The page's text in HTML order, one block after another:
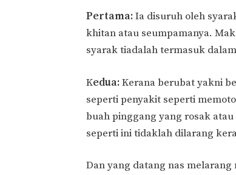
Pertama:Ia disuruh oleh
khitan atau seumpamanya.
syarak tiadalah termasuk
Kedua:Kerana berubat yakni
seperti penyakit seperti
buah pinggang yang rosak
seperti ini tidaklah dilarang
Dan yang datang nas